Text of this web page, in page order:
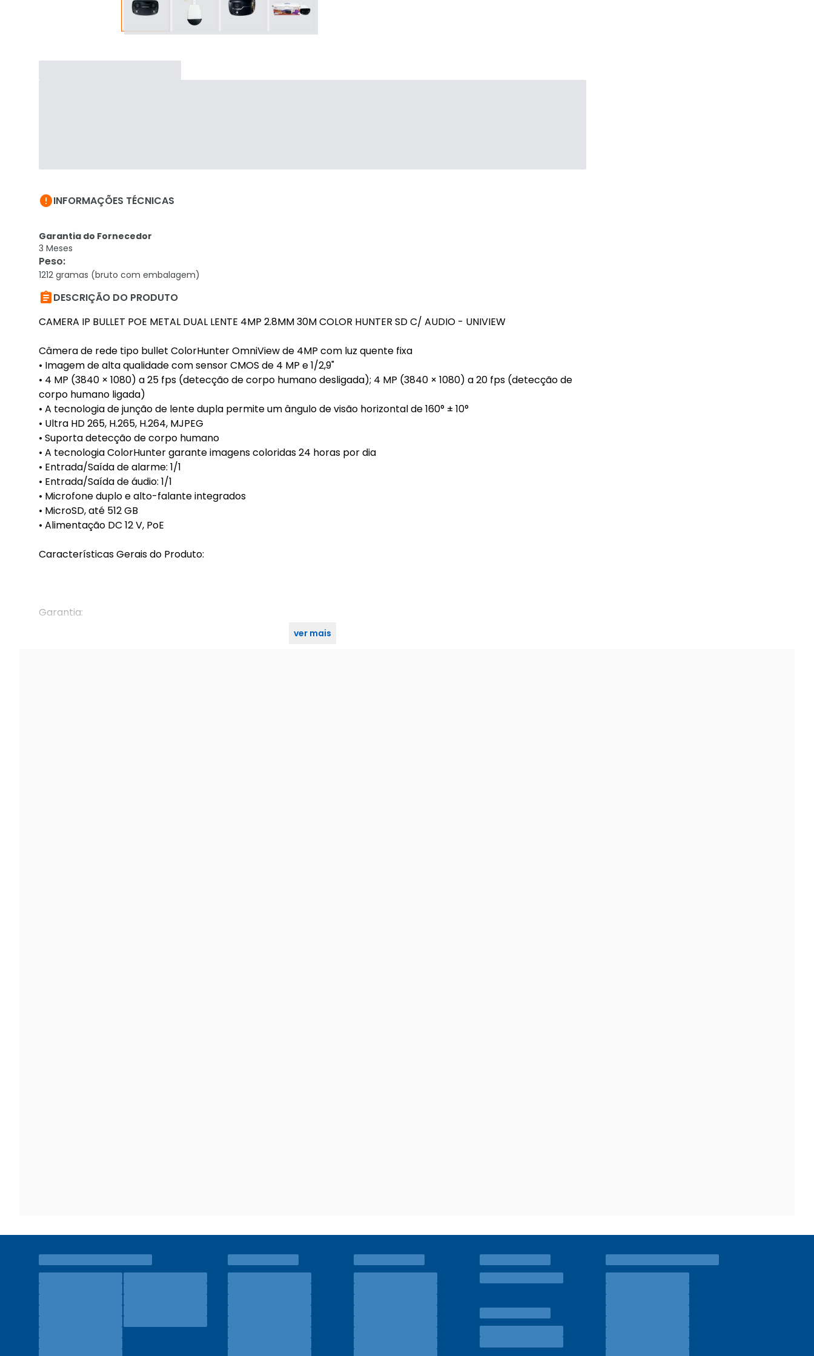
INFORMAÇÕES TÉCNICAS
Garantia do Fornecedor
3 Meses
Peso:
1212 gramas (bruto com embalagem)
DESCRIÇÃO DO PRODUTO
CAMERA IP BULLET POE METAL DUAL LENTE 4MP 2.8MM 30M COLOR HUNTER SD C/ AUDIO - UNIVIEW
Câmera de rede tipo bullet ColorHunter OmniView de 4MP com luz quente fixa
• Imagem de alta qualidade com sensor CMOS de 4 MP e 1/2,9"
• 4 MP (3840 × 1080) a 25 fps (detecção de corpo humano desligada); 4 MP (3840 × 1080) a 20 fps (detecção de
corpo humano ligada)
• A tecnologia de junção de lente dupla permite um ângulo de visão horizontal de 160° ± 10°
• Ultra HD 265, H.265, H.264, MJPEG
• Suporta detecção de corpo humano
• A tecnologia ColorHunter garante imagens coloridas 24 horas por dia
• Entrada/Saída de alarme: 1/1
• Entrada/Saída de áudio: 1/1
• Microfone duplo e alto-falante integrados
• MicroSD, até 512 GB
• Alimentação DC 12 V, PoE
Características Gerais do Produto:
Garantia:
ver mais